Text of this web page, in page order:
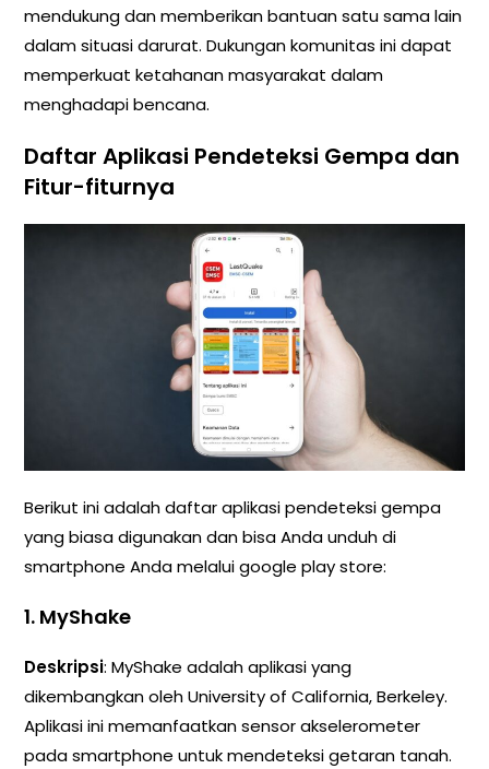
mendukung dan memberikan bantuan satu sama lain
dalam situasi darurat. Dukungan komunitas ini dapat
memperkuat ketahanan masyarakat dalam
menghadapi bencana.
Daftar Aplikasi Pendeteksi Gempa dan
Fitur-fiturnya
Berikut ini adalah daftar aplikasi pendeteksi gempa
yang biasa digunakan dan bisa Anda unduh di
smartphone Anda melalui google play store:
1. MyShake
Deskripsi: MyShake adalah aplikasi yang
dikembangkan oleh University of California, Berkeley.
Aplikasi ini memanfaatkan sensor akselerometer
pada smartphone untuk mendeteksi getaran tanah.